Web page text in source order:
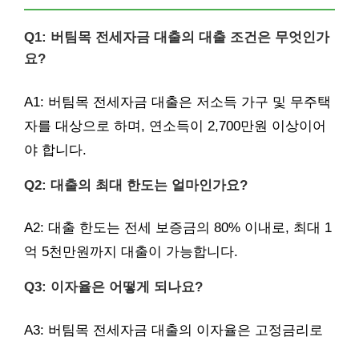
Q1: 버팀목 전세자금 대출의 대출 조건은 무엇인가
요?
A1: 버팀목 전세자금 대출은 저소득 가구 및 무주택
자를 대상으로 하며, 연소득이 2,700만원 이상이어
야 합니다.
Q2: 대출의 최대 한도는 얼마인가요?
A2: 대출 한도는 전세 보증금의 80% 이내로, 최대 1
억 5천만원까지 대출이 가능합니다.
Q3: 이자율은 어떻게 되나요?
A3: 버팀목 전세자금 대출의 이자율은 고정금리로